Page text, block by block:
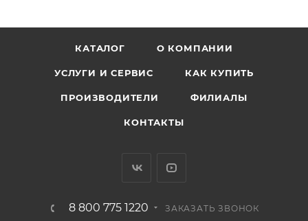
КАТАЛОГ О КОМПАНИИ
УСЛУГИ И СЕРВИС КАК КУПИТЬ
ПРОИЗВОДИТЕЛИ ФИЛИАЛЫ
КОНТАКТЫ
8 800 775 1220 ЗАКАЗАТЬ ЗВОНОК